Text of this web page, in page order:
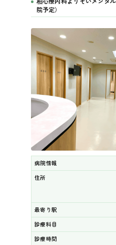
院予定）
病院情報
住所
最寄り駅
診療科目
診療時間